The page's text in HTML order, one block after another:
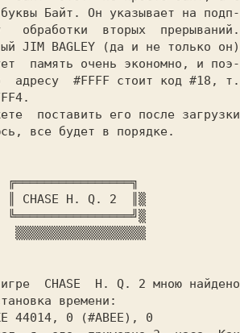
Байт. Он указывает на подп-
обработки  вторых  прерываний.
JIM BAGLEY
(да и не только он)
память очень экономно, и поэ-
адресу  #FFFF стоит код #18, т.
все будет в порядке.
В  игре
CHASE  H. Q. 2 мною найдено
времени: